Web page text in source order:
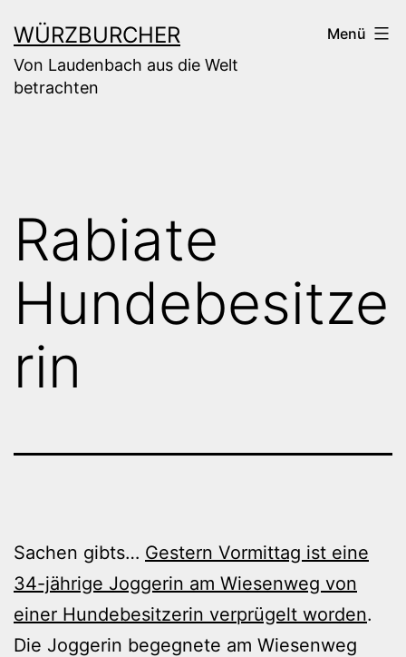
Inhalt
springen
WÜRZBURCHER
Von Laudenbach aus die Welt
betrachten
Menü
Rabiate
Hundebesitze
rin
Sachen gibts… Gestern Vormittag ist eine
34-jährige Joggerin am Wiesenweg von
einer Hundebesitzerin verprügelt worden.
Die Joggerin begegnete am Wiesenweg